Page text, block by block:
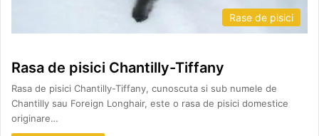
Rase de pisici
Rasa de pisici Chantilly-Tiffany
Rasa de pisici Chantilly-Tiffany, cunoscuta si sub numele de
Chantilly sau Foreign Longhair, este o rasa de pisici domestice
originare…